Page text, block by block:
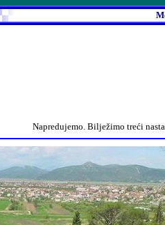
Napredujemo. Bilježimo treći